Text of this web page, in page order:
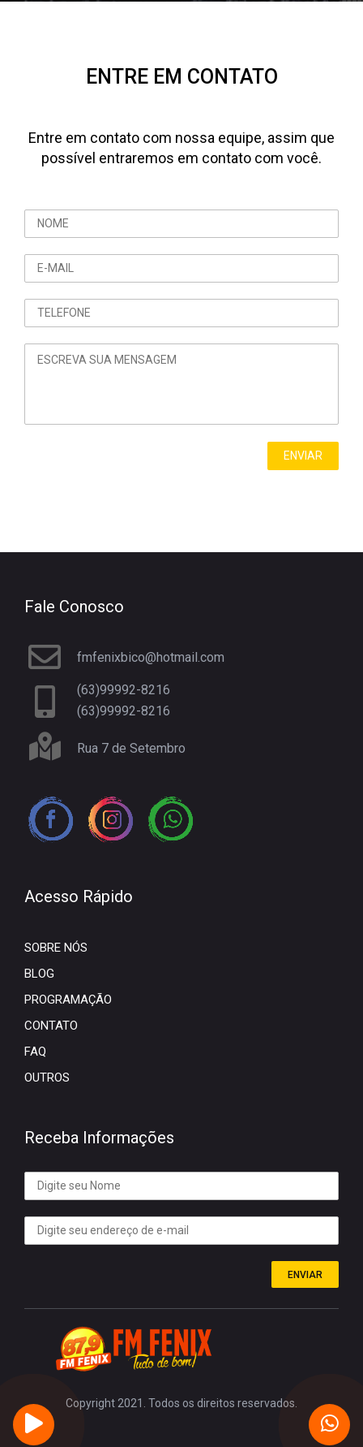
ENTRE EM CONTATO
Entre em contato com nossa equipe, assim que
possível entraremos em contato com você.
Fale Conosco
fmfenixbico@hotmail.com
(63)99992-8216
(63)99992-8216
Rua 7 de Setembro
Acesso Rápido
SOBRE NÓS
BLOG
PROGRAMAÇÃO
CONTATO
FAQ
OUTROS
Receba Informações
ENVIAR
Copyright 2021. Todos os direitos reservados.